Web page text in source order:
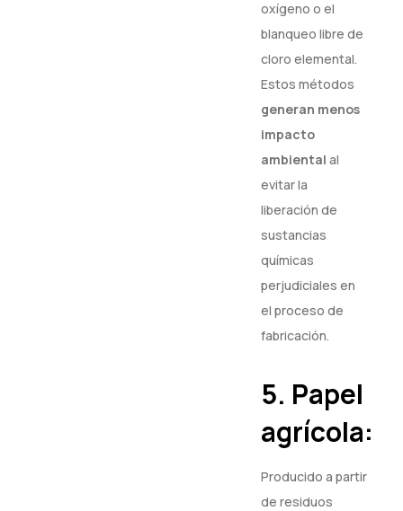
oxígeno o el
blanqueo libre de
cloro elemental.
Estos métodos
generan menos
impacto
ambiental al
evitar la
liberación de
sustancias
químicas
perjudiciales en
el proceso de
fabricación.
5. Papel
agrícola:
Producido a partir
de residuos